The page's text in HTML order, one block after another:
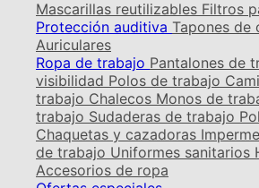
Mascarillas reutilizables Filtros
Protección auditiva Tapones de
Auriculares
Ropa de trabajo Pantalones de
visibilidad Polos de trabajo
trabajo Chalecos Monos de
trabajo Sudaderas de trabajo
Chaquetas y cazadoras
de trabajo Uniformes sanitarios
Accesorios de ropa